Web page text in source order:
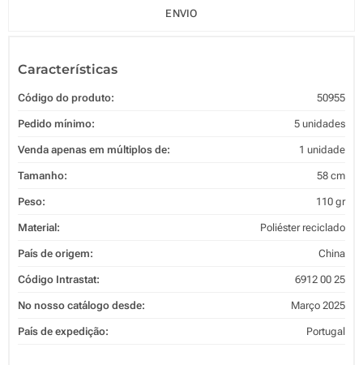
ENVIO
Características
Código do produto: 50955
Pedido mínimo: 5 unidades
Venda apenas em múltiplos de: 1 unidade
Tamanho: 58 cm
Peso: 110 gr
Material: Poliéster reciclado
País de origem: China
Código Intrastat: 6912 00 25
No nosso catálogo desde: Março 2025
País de expedição: Portugal